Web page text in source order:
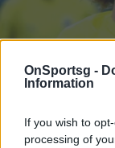
OnSportsg -
Information
If you wish to
processing of